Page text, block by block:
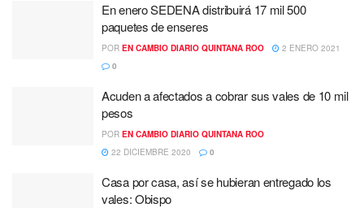
En enero SEDENA distribuirá 17 mil 500
paquetes de enseres
POR EN CAMBIO DIARIO QUINTANA ROO
2 ENERO 2021
0
Acuden a afectados a cobrar sus vales de 10 mil
pesos
POR EN CAMBIO DIARIO QUINTANA ROO
22 DICIEMBRE 2020
0
Casa por casa, así se hubieran entregado los
vales: Obispo